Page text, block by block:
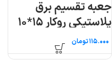
جعبه تقسیم برق
پلاستیکی روکار ۱۵*۱۰
الکانتومان